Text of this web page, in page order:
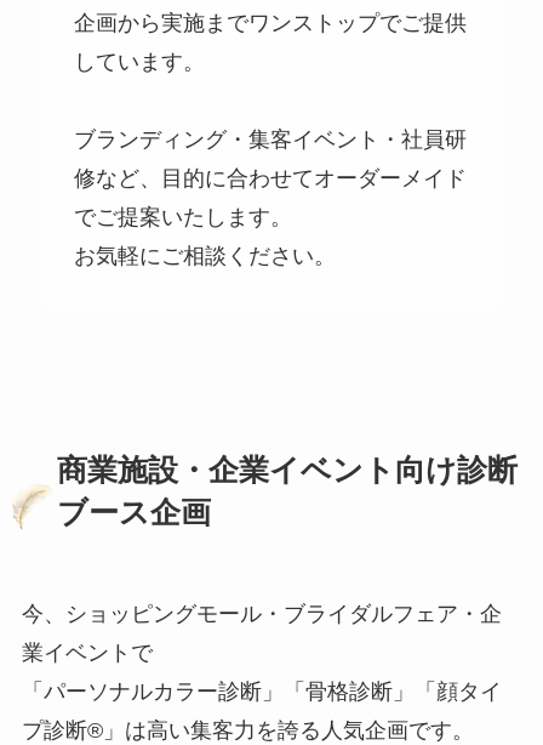
企画から実施までワンストップでご提供
しています。
ブランディング・集客イベント・社員研
修など、目的に合わせてオーダーメイド
でご提案いたします。
お気軽にご相談ください。
商業施設・企業イベント向け診断
ブース企画
今、ショッピングモール・ブライダルフェア・企
業イベントで
「パーソナルカラー診断」「骨格診断」「顔タイ
プ診断®」は高い集客力を誇る人気企画です。